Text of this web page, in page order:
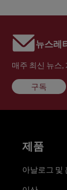
뉴스레
매주 최신 뉴스,
구독
제품
아날로그 및